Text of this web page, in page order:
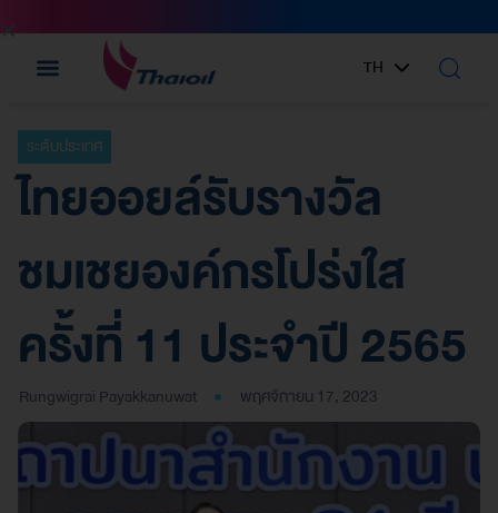
TH
EN
ระดับประเทศ
ไทยออยล์รับรางวัล
ชมเชยองค์กรโปร่งใส
ครั้งที่ 11 ประจำปี 2565
Rungwigrai Payakkanuwat พฤศจิกายน 17, 2023